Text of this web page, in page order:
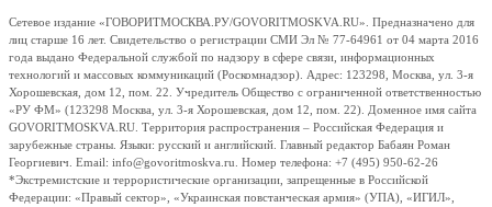
Сетевое издание «ГОВОРИТМОСКВА.РУ/GOVORITMOSKVA.RU». Предназначено для
лиц старше 16 лет. Свидетельство о регистрации СМИ Эл № 77-64961 от 04 марта 2016
года выдано Федеральной службой по надзору в сфере связи, информационных
технологий и массовых коммуникаций (Роскомнадзор). Адрес: 123298, Москва, ул. 3-я
Хорошевская, дом 12, пом. 22. Учредитель Общество с ограниченной ответственностью
«РУ ФМ» (123298 Москва, ул. 3-я Хорошевская, дом 12, пом. 22). Доменное имя сайта
GOVORITMOSKVA.RU. Территория распространения – Российская Федерация и
зарубежные страны. Языки: русский и английский. Главный редактор Бабаян Роман
Георгиевич. Email: info@govoritmoskva.ru. Номер телефона: +7 (495) 950-62-26
*Экстремистские и террористические организации, запрещенные в Российской
Федерации: «Правый сектор», «Украинская повстанческая армия» (УПА), «ИГИЛ»,